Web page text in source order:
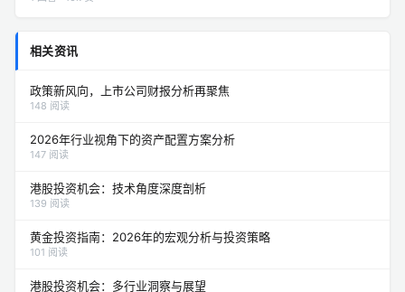
相关资讯
政策新风向，上市公司财报分析再聚焦
148 阅读
2026年行业视角下的资产配置方案分析
147 阅读
港股投资机会：技术角度深度剖析
139 阅读
黄金投资指南：2026年的宏观分析与投资策略
101 阅读
港股投资机会：多行业洞察与展望